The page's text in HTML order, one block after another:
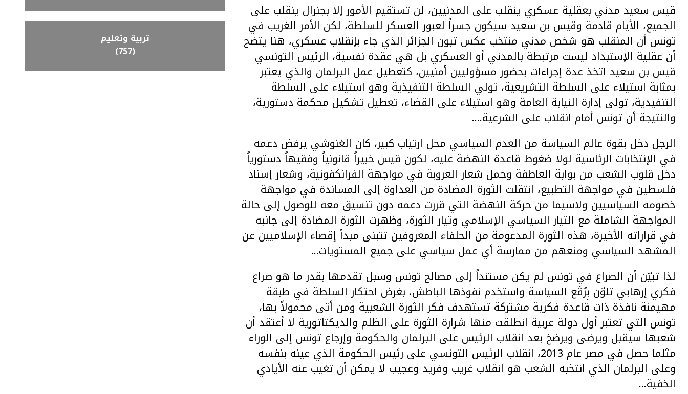
قيس سعيد مدني بعقلية عسكري ينقلب على المدنيين، لن تستقيم الأمور إلا بجنرال ينقلب على
الجميع، الأيام قادمة وقيس بن سعيد سيكون جسراً لعبور العسكر للسلطة، لكن الأمر الغريب في
تونس أن المنقلب هو شخص مدني منتخب عكس تبون الجزائر الذي جاء بإنقلاب عسكري، هنا يتضح
أن عقلية الإستبداد ليست مرتبطة بالمدني أو العسكري بل هي عقدة نفسية، الرئيس التونسي
قيس بن سعيد اتخذ عدة إجراءات بحضور مسؤوليين أمنيين، كتعطيل عمل البرلمان والذي يعتبر
بمثابة استيلاء على السلطة التشريعية، تولي السلطة التنفيذية وهو استيلاء على السلطة
التنفيدية، تولى إدارة النيابة العامة وهو استيلاء على القضاء، تعطيل تشكيل محكمة دستورية،
والنتيجة أن تونس أمام انقلاب على الشرعية….
الرجل دخل بقوة عالم السياسة من العدم السياسي محل ارتياب كبير، كان الغنوشي يرفض دعمه
في الإنتخابات الرئاسية لولا ضغوط قاعدة النهضة عليه، لكون قيس خبيراً قانونياً وفقيهاً دستورياً
دخل قلوب الشعب من بوابة العاطفة وحمل شعار العروبة في مواجهة الفرانكفونية، وشعار إسناد
فلسطين في مواجهة التطبيع، انتقلت الثورة المضادة من العداوة إلى المساندة في مواجهة
خصومه السياسيين ولاسيما من حركة النهضة التي قررت دعمه دون تنسيق معه للوصول إلى حالة
المواجهة الشاملة مع التيار السياسي الإسلامي وتيار الثورة، وظهرت الثورة المضادة إلى جانبه
في قراراته الأخيرة، هذه الثورة المدعومة من الحلفاء المعروفين تتبنى مبدأ إقصاء الإسلاميين عن
المشهد السياسي ومنعهم من ممارسة أي عمل سياسي على جميع المستويات…
لذا تبيّن أن الصراع في تونس لم يكن مستنداً إلى مصالح تونس وسبل تقدمها بقدر ما هو صراع
فكري إرهابي تلوّن بِرُقَع السياسة واستخدم نفوذها الباطش، بغرض احتكار السلطة في طبقة
مهيمنة نافذة ذات قاعدة فكرية مشتركة تستهدف فكر الثورة الشعبية ومن أتى محمولاً بها،
تونس التي تعتبر أول دولة عربية انطلقت منها شرارة الثورة على الظلم والديكتاتورية لا أعتقد أن
شعبها سيقبل ويرضى ويرضخ بعد انقلاب الرئيس على البرلمان والحكومة وإرجاع تونس إلى الوراء
مثلما حصل في مصر عام 2013، انقلاب الرئيس التونسي على رئيس الحكومة الذي عينه بنفسه
وعلى البرلمان الذي انتخبه الشعب هو انقلاب غريب وفريد وعجيب لا يمكن أن تغيب عنه الأيادي
الخفية…
تربية وتعليم
(757)